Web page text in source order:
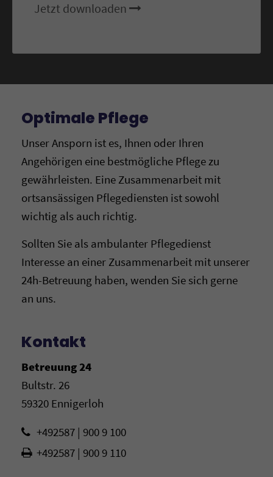
Jetzt downloaden
Optimale Pflege
Unser Ansporn ist es, Ihnen oder Ihren
Angehörigen eine bestmögliche Pflege zu
gewährleisten. Eine Zusammenarbeit mit
ortsansässigen Pflegediensten ist sowohl
wichtig als auch richtig.
Sollten Sie als ambulanter Pflegedienst
Interesse an einer Zusammenarbeit mit unserer
24h-Betreuung haben, wenden Sie sich gerne
an uns.
Kontakt
Betreuung 24
Bultstr. 26
59320 Ennigerloh
+492587 | 900 9 100
+492587 | 900 9 110